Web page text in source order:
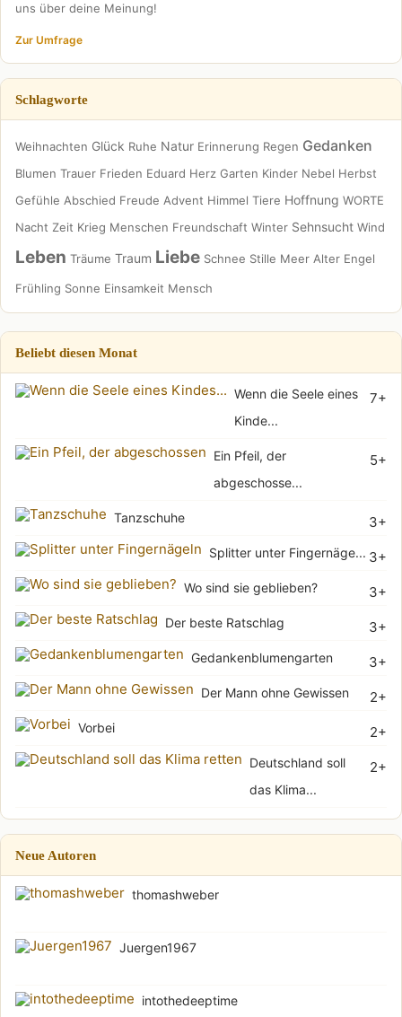
uns über deine Meinung!
Zur Umfrage
Schlagworte
Weihnachten Glück Ruhe Natur Erinnerung Regen Gedanken
Blumen Trauer Frieden Eduard Herz Garten Kinder Nebel Herbst
Gefühle Abschied Freude Advent Himmel Tiere Hoffnung WORTE
Nacht Zeit Krieg Menschen Freundschaft Winter Sehnsucht Wind
Leben Träume Traum Liebe Schnee Stille Meer Alter Engel
Frühling Sonne Einsamkeit Mensch
Beliebt diesen Monat
7+
Wenn die Seele eines
Kinde...
5+
Ein Pfeil, der
abgeschosse...
3+
Tanzschuhe
3+
Splitter unter Fingernäge...
3+
Wo sind sie geblieben?
3+
Der beste Ratschlag
3+
Gedankenblumengarten
2+
Der Mann ohne Gewissen
2+
Vorbei
2+
Deutschland soll
das Klima...
Neue Autoren
thomashweber
Juergen1967
intothedeeptime